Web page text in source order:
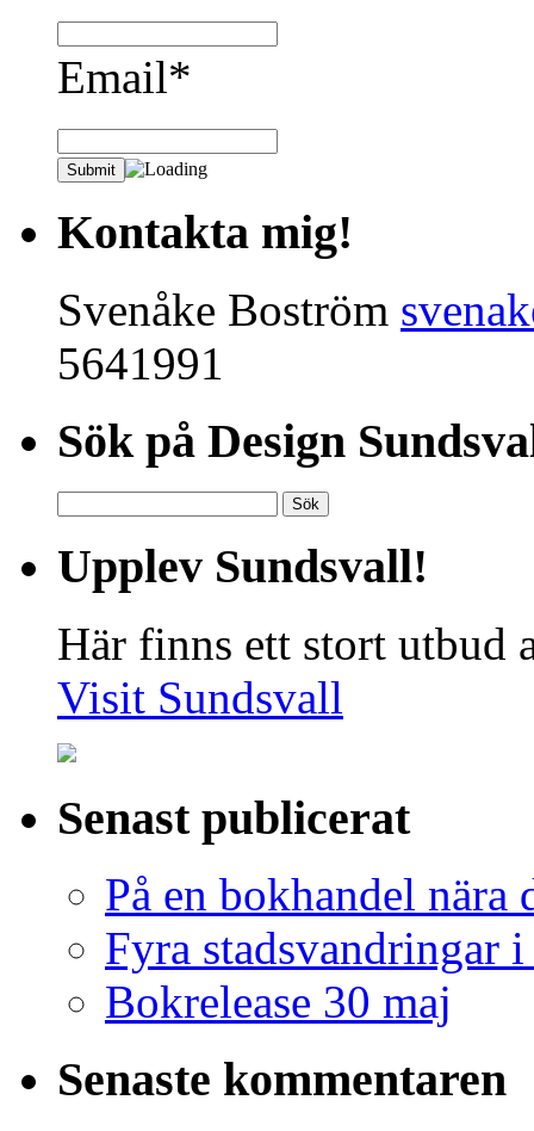
Email*
Kontakta mig!
Svenåke Boström
5641991
Sök på Design
efter:
Upplev Sundsvall!
Här finns ett stort utbud
Visit Sundsvall
Senast publicerat
På en bokhandel nära
Fyra stadsvandringar
Bokrelease 30 maj
Senaste kommentaren